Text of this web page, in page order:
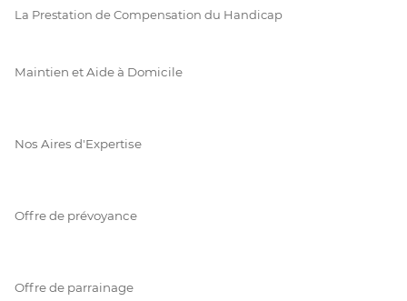
La Prestation de Compensation du Handicap
Maintien et Aide à Domicile
Nos Aires d'Expertise
Offre de prévoyance
Offre de parrainage